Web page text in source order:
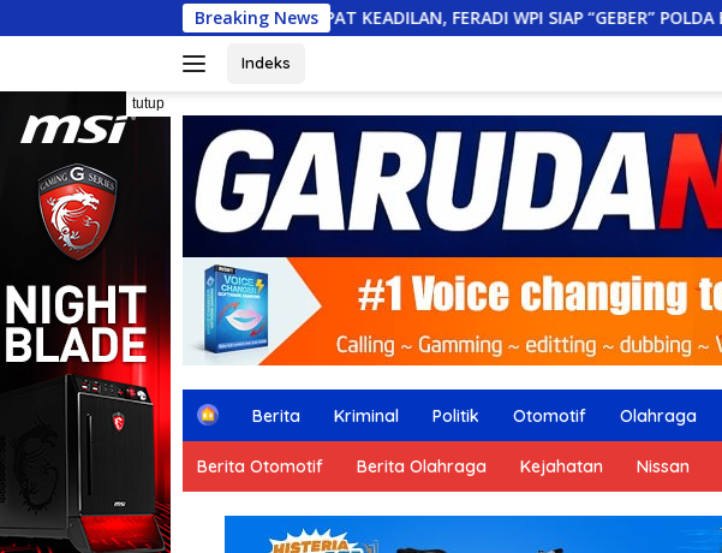
ke
Breaking News
UUN BELUM DAPAT KEADILAN, FERADI WPI SIAP “GEBER” POLDA BANTEN KE PROPAM
Indeks
tutup
H
m
e
Berita Kriminal Politik Otomotif Olahraga
Berita Otomotif Berita Olahraga Kejahatan Nissan